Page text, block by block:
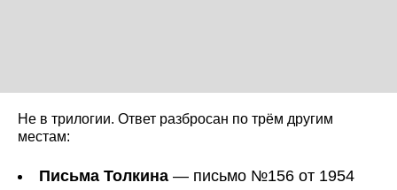
Не в трилогии. Ответ разбросан по трём другим
местам:
Письма Толкина — письмо №156 от 1954